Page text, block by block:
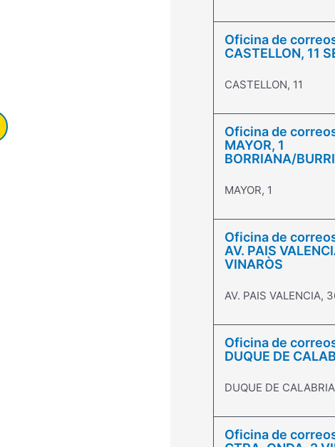
Oficina de
CASTELLON, 11
CASTELLON, 11
Oficina de
MAYOR, 1
BORRIANA/
MAYOR, 1
Oficina de
AV. PAIS
VINARÒS
AV. PAIS VALENCIA,
Oficina de
DUQUE DE
DUQUE DE
Oficina de